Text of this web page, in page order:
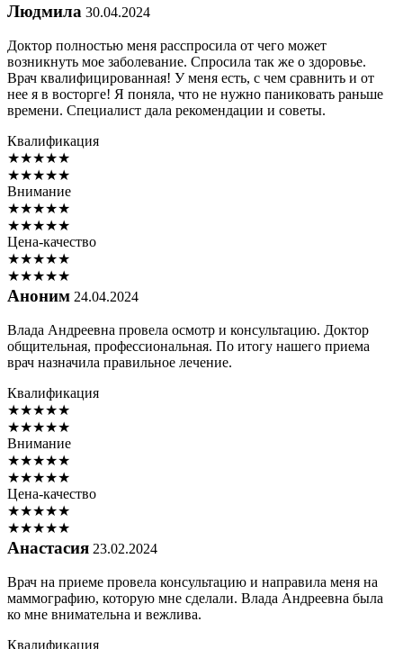
Людмила 30.04.2024
Доктор полностью меня расспросила от чего может
возникнуть мое заболевание. Спросила так же о здоровье.
Врач квалифицированная! У меня есть, с чем сравнить и от
нее я в восторге! Я поняла, что не нужно паниковать раньше
времени. Специалист дала рекомендации и советы.
Квалификация
★★★★★
★★★★★
Внимание
★★★★★
★★★★★
Цена-качество
★★★★★
★★★★★
Аноним 24.04.2024
Влада Андреевна провела осмотр и консультацию. Доктор
общительная, профессиональная. По итогу нашего приема
врач назначила правильное лечение.
Квалификация
★★★★★
★★★★★
Внимание
★★★★★
★★★★★
Цена-качество
★★★★★
★★★★★
Анастасия 23.02.2024
Врач на приеме провела консультацию и направила меня на
маммографию, которую мне сделали. Влада Андреевна была
ко мне внимательна и вежлива.
Квалификация